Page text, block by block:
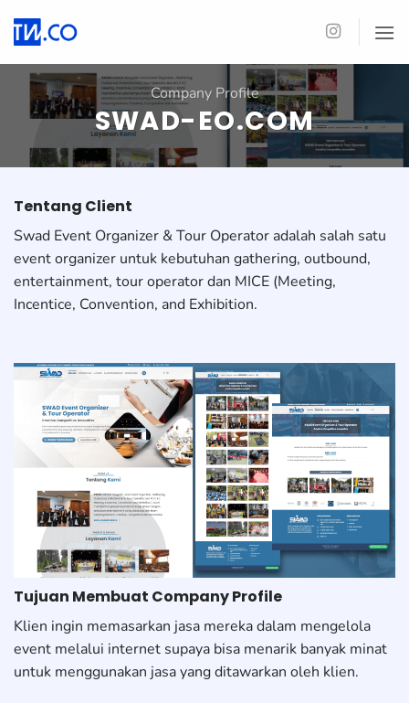
Company Profile
SWAD-EO.COM
Tentang Client
Swad Event Organizer & Tour Operator adalah salah satu
event organizer untuk kebutuhan gathering, outbound,
entertainment, tour operator dan MICE (Meeting,
Incentice, Convention, and Exhibition.
Tujuan Membuat Company Profile
Klien ingin memasarkan jasa mereka dalam mengelola
event melalui internet supaya bisa menarik banyak minat
untuk menggunakan jasa yang ditawarkan oleh klien.